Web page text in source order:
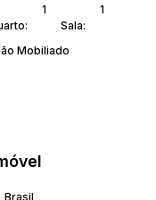
1
Sala:
1
Mobiliado
Brasil